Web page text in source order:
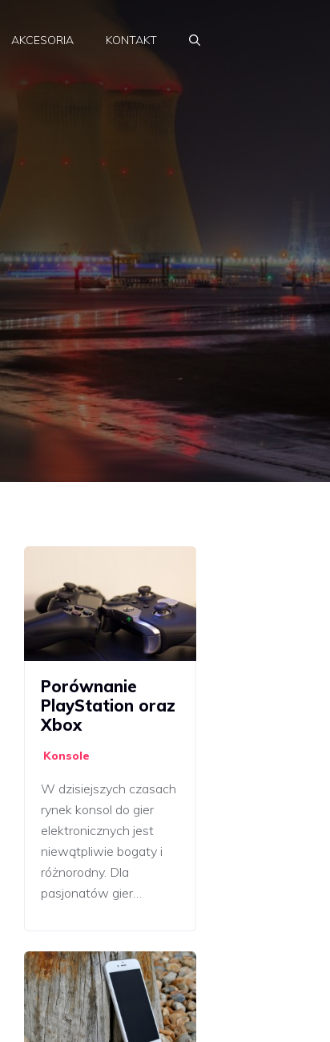
AKCESORIA KONTAKT
Porównanie
PlayStation oraz
Xbox
Konsole
W dzisiejszych czasach
rynek konsol do gier
elektronicznych jest
niewątpliwie bogaty i
różnorodny. Dla
pasjonatów gier…